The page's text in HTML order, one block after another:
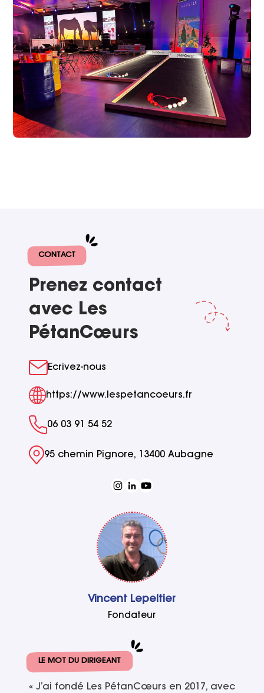
CONTACT
Prenez contact
avec Les
PétanCœurs
Ecrivez-nous
https://www.lespetancoeurs.fr
06 03 91 54 52
95 chemin Pignore, 13400 Aubagne
Vincent Lepeltier
Fondateur
LE MOT DU DIRIGEANT
« J’ai fondé Les PétanCœurs en 2017, avec